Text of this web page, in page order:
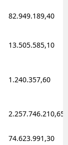
82.949.189,40
13.505.585,10
1.240.357,60
2.257.746.210,65
74.623.991,30